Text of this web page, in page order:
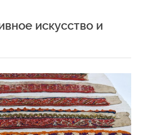
искусство и